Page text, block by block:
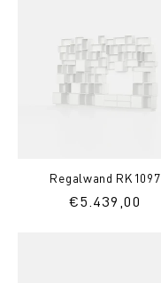
Regalwand RK1097
Normaler
€5.439,00